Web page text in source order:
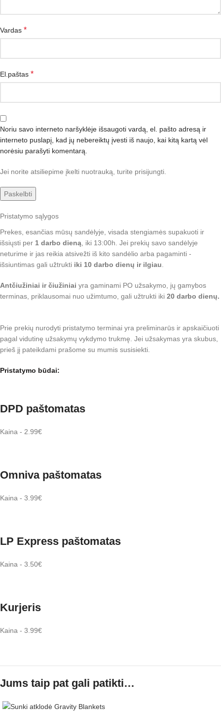
Vardas *
El.paštas *
Noriu savo interneto naršyklėje išsaugoti vardą, el. pašto adresą ir
interneto puslapį, kad jų nebereiktų įvesti iš naujo, kai kitą kartą vėl
norėsiu parašyti komentarą.
Jei norite atsiliepime įkelti nuotrauką, turite prisijungti.
Pristatymo sąlygos
Prekes, esančias mūsų sandėlyje, visada stengiamės supakuoti ir
išsiųsti per 1 darbo dieną , iki 13:00h. Jei prekių savo sandėlyje
neturime ir jas reikia atsivežti iš kito sandėlio arba pagaminti -
išsiuntimas gali užtrukti iki 10 darbo dienų ir ilgiau
Antčiužiniai ir čiužiniai yra gaminami PO užsakymo, jų gamybos
terminas, priklausomai nuo užimtumo, gali užtrukti iki 20 darbo dienų.
Prie prekių nurodyti pristatymo terminai yra preliminarūs ir apskaičiuoti
pagal vidutinę užsakymų vykdymo trukmę. Jei užsakymas yra skubus,
prieš jį pateikdami prašome su mumis susisiekti.
Pristatymo būdai:
DPD paštomatas
Kaina - 2.99€
Omniva paštomatas
Kaina - 3.99€
LP Express paštomatas
Kaina - 3.50€
Kurjeris
Kaina - 3.99€
Jums taip pat gali patikti…